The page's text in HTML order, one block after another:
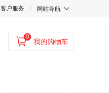
客户服务 网站导航
我的购物车
0